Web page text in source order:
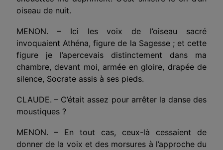
oiseau de nuit.
MENON. – Ici les voix de l’oiseau sacré
invoquaient Athéna, figure de la Sagesse ; et cette
figure je l’apercevais distinctement dans ma
chambre, devant moi, armée en gloire, drapée de
silence, Socrate assis à ses pieds.
CLAUDE. – C’était assez pour arrêter la danse des
moustiques ?
MENON. – En tout cas, ceux-là cessaient de
donner de la voix et des morsures à l’approche du